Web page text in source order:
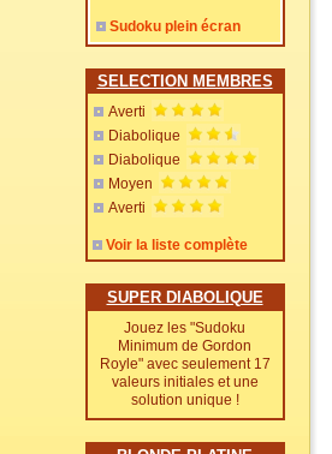
Sudoku plein écran
SELECTION MEMBRES
Averti
Diabolique
Diabolique
Moyen
Averti
Voir la liste complète
SUPER DIABOLIQUE
Jouez les "Sudoku
Minimum de Gordon
Royle" avec seulement 17
valeurs initiales et une
solution unique !